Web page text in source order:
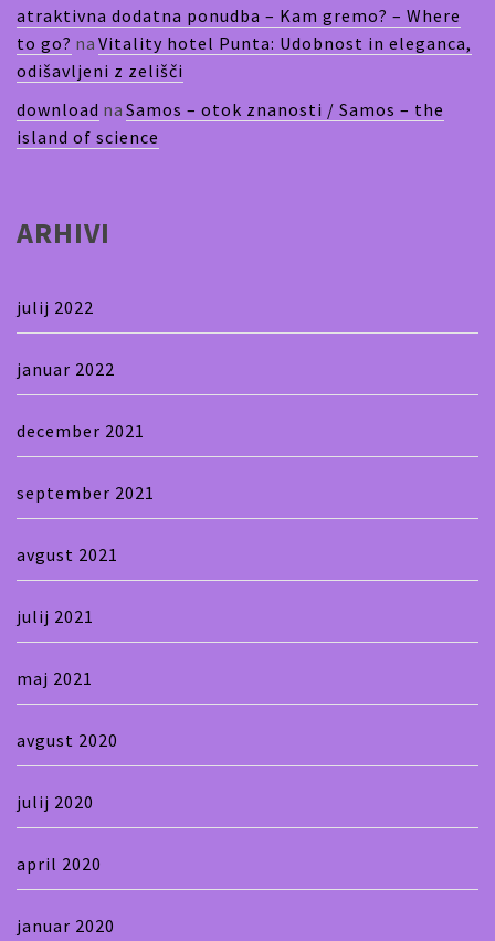
atraktivna dodatna ponudba – Kam gremo? – Where
to go? naVitality hotel Punta: Udobnost in eleganca,
odišavljeni z zelišči
download naSamos – otok znanosti / Samos – the
island of science
ARHIVI
julij 2022
januar 2022
december 2021
september 2021
avgust 2021
julij 2021
maj 2021
avgust 2020
julij 2020
april 2020
januar 2020